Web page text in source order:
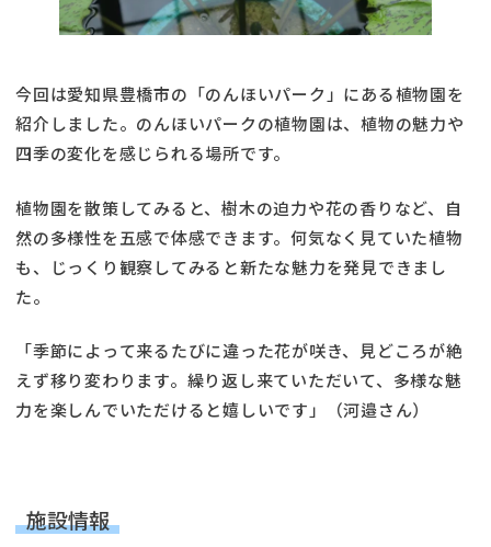
今回は愛知県豊橋市の「のんほいパーク」にある植物園を
紹介しました。のんほいパークの植物園は、植物の魅力や
四季の変化を感じられる場所です。
植物園を散策してみると、樹木の迫力や花の香りなど、自
然の多様性を五感で体感できます。何気なく見ていた植物
も、じっくり観察してみると新たな魅力を発見できまし
た。
「季節によって来るたびに違った花が咲き、見どころが絶
えず移り変わります。繰り返し来ていただいて、多様な魅
力を楽しんでいただけると嬉しいです」（河邉さん）
施設情報